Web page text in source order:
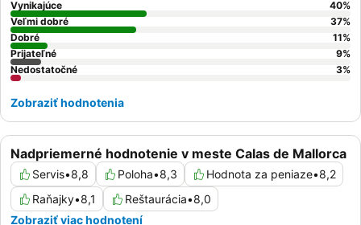
Nadpriemerné hodnotenie v meste Calas de Mallorca
Servis•8,8 Poloha•8,3 Hodnota za peniaze•8,2
Raňajky•8,1 Reštaurácia•8,0
Zobraziť viac hodnotení
Vynikajúce 40%
Veľmi dobré
37%
Dobré
11%
Prijateľné
9%
Nedostatočné
3%
Zobraziť hodnotenia